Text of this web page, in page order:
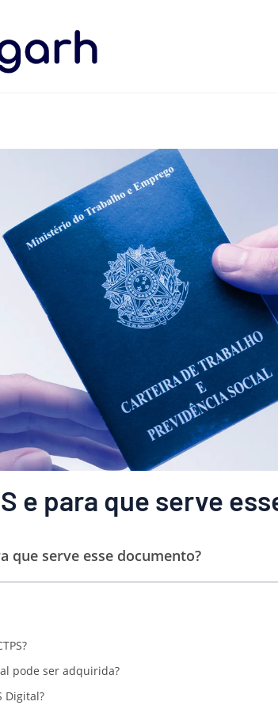
e para que serve
que serve esse documento?
pode ser adquirida?
Digital?